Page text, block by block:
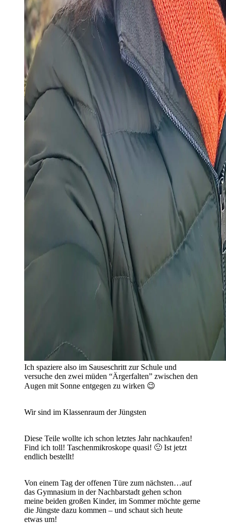
Ich spaziere also im Sauseschritt zur Schule und
versuche den zwei müden “Ärgerfalten” zwischen den
Augen mit Sonne entgegen zu wirken 😉
Wir sind im Klassenraum der Jüngsten
Diese Teile wollte ich schon letztes Jahr nachkaufen!
Find ich toll! Taschenmikroskope quasi! 🙂 Ist jetzt
endlich bestellt!
Von einem Tag der offenen Türe zum nächsten…auf
das Gymnasium in der Nachbarstadt gehen schon
meine beiden großen Kinder, im Sommer möchte gerne
die Jüngste dazu kommen – und schaut sich heute
etwas um!